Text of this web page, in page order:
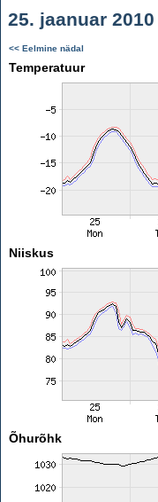
25. jaanuar
<< Eelmine nädal
Temperatuur
Niiskus
Õhurõhk